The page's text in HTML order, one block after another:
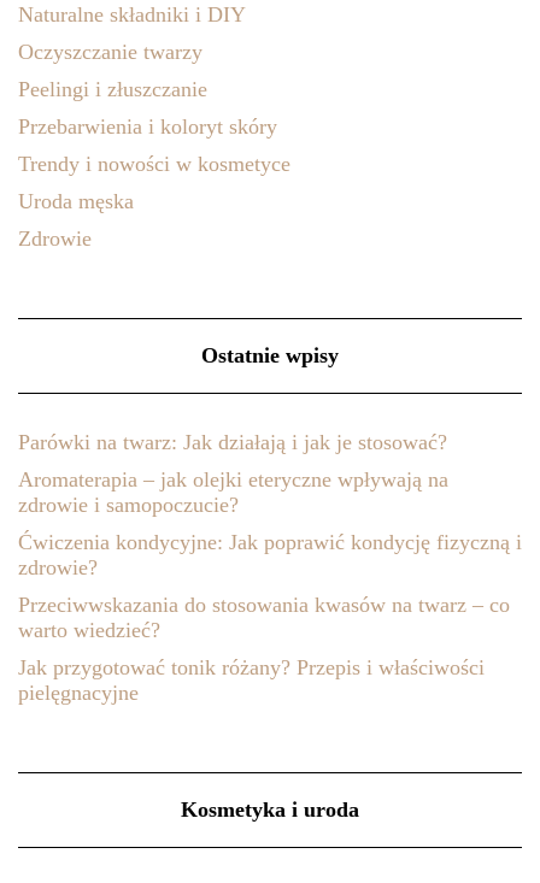
Naturalne składniki i DIY
Oczyszczanie twarzy
Peelingi i złuszczanie
Przebarwienia i koloryt skóry
Trendy i nowości w kosmetyce
Uroda męska
Zdrowie
Ostatnie wpisy
Parówki na twarz: Jak działają i jak je stosować?
Aromaterapia – jak olejki eteryczne wpływają na
zdrowie i samopoczucie?
Ćwiczenia kondycyjne: Jak poprawić kondycję fizyczną i
zdrowie?
Przeciwwskazania do stosowania kwasów na twarz – co
warto wiedzieć?
Jak przygotować tonik różany? Przepis i właściwości
pielęgnacyjne
Kosmetyka i uroda